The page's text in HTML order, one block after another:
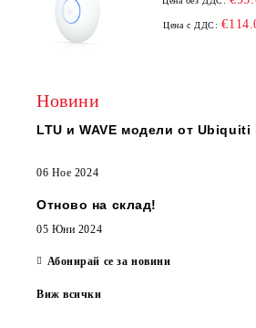
Цена с ДДС:
Новини
LTU и WAVE модели от Ubiquiti
06 Ное 2024
Отново на склад!
05 Юни 2024
Абонирай се за новини
Виж всички